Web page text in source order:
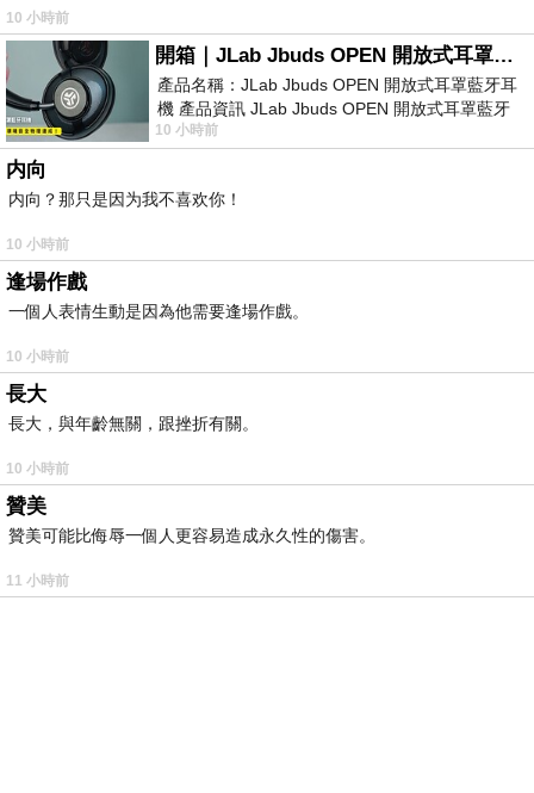
10 小時前
開箱｜JLab Jbuds OPEN 開放式耳罩藍牙耳機 - 設計美學，輕巧、透氣、環境音全物理達成！
產品名稱：JLab Jbuds OPEN 開放式耳罩藍牙耳
機 產品資訊 JLab Jbuds OPEN 開放式耳罩藍牙
耳機評語：非常有特色，值得喜愛美型工
10 小時前
内向
内向？那只是因为我不喜欢你！
10 小時前
逢場作戲
一個人表情生動是因為他需要逢場作戲。
10 小時前
長大
長大，與年齡無關，跟挫折有關。
10 小時前
贊美
贊美可能比侮辱一個人更容易造成永久性的傷害。
11 小時前